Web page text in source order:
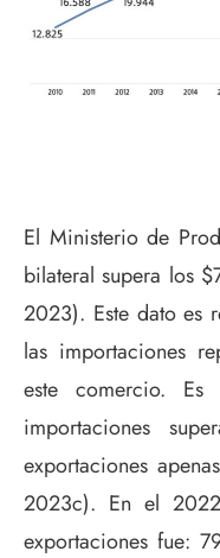
El Ministerio de
bilateral supera los
2023). Este dato es
las importaciones
este comercio.
importaciones
exportaciones
2023c). En el
exportaciones fue: